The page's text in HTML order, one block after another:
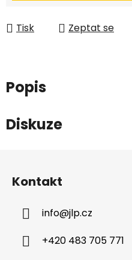
Tisk Zeptat se
Popis
Diskuze
Kontakt
info@jlp.cz
+420 483 705 771